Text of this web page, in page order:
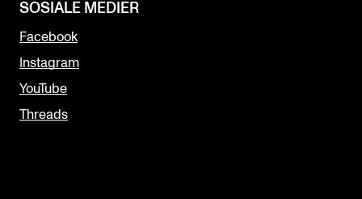
SOSIALE MEDIER
Facebook
Instagram
YouTube
Threads